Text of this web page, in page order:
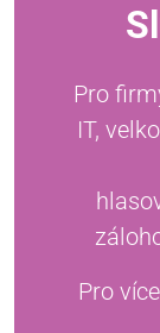
Pro
IT,
Pro